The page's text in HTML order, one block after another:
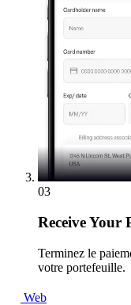
03
ReceiveYour
Terminez le
votre portefeuille.
Web